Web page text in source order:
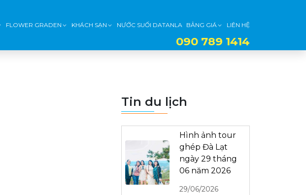
FLOWER GRADEN KHÁCH SẠN NƯỚC SUỐI DATANLA BẢNG GIÁ LIÊN HỆ
090 789 1414
Tin du lịch
Hình ảnh tour
ghép Đà Lạt
ngày 29 tháng
06 năm 2026
29/06/2026